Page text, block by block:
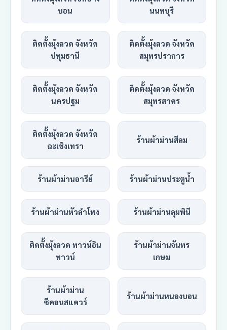
บอน
นนทบุรี
ติดตั้งมุ้งลวด จังหวัด
ปทุมธานี
ติดตั้งมุ้งลวด จังหวัด
สมุทรปราการ
ติดตั้งมุ้งลวด จังหวัด
นครปฐม
ติดตั้งมุ้งลวด จังหวัด
สมุทรสาคร
ติดตั้งมุ้งลวด จังหวัด
ฉะเชิงเทรา
ร้านผ้าม่านสีลม
ร้านผ้าม่านอารีย์ ร้านผ้าม่านประตูน้ำ
ร้านผ้าม่านหัวลำโพง ร้านผ้าม่านลุมพินี
ติดตั้งมุ้งลวด ทาวน์อิน
ทาวน์
ร้านผ้าม่านจันทร
เกษม
ร้านผ้าม่าน
ซีคอนสแควร์
ร้านผ้าม่านหนองบอน